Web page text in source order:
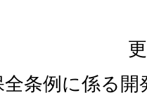
条例に係る